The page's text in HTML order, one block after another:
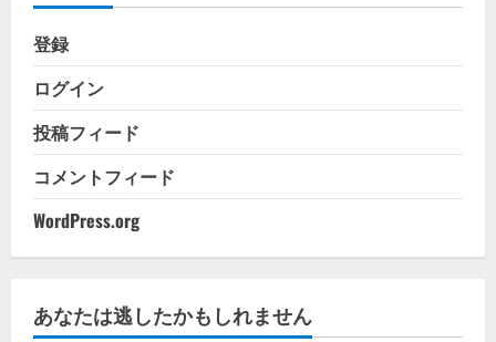
登録
ログイン
投稿フィード
コメントフィード
WordPress.org
あなたは逃したかもしれません